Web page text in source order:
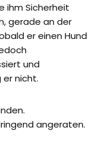
ihm Sicherheit
gerade an der
er einen Hund
und
er nicht.
angeraten.